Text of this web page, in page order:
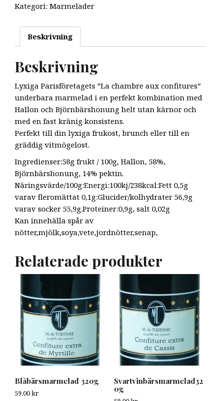
Kategori: Marmelader
Beskrivning
Beskrivning
Lyxiga Parisföretagets ”La chambre aux confitures”
underbara marmelad i en perfekt kombination med
Hallon och Björnbärshonung helt utan kärnor och
med en fast kränig konsistens.
Perfekt till din lyxiga frukost, brunch eller till en
gräddig vitmögelost.
Ingredienser:58g frukt / 100g, Hallon, 58%,
Björnbärshonung, 14% pektin.
Näringsvärde/100g:Energi:100kj/238kcal:Fett 0,5g
varav fleromättat 0,1g:Glucider/kolhydrater 56,9g
varav socker 55,9g.Proteiner:0,9g, salt 0,02g
Kan innehälla spår av
nötter,mjölk,soya,vete,jordnötter,senap,
Relaterade produkter
Blåbärsmarmelad 320g
59.00kr
Svartvinbärsmarmelad32
0g